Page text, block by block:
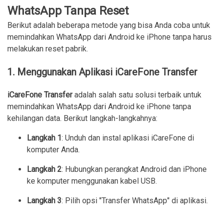
WhatsApp Tanpa Reset
Berikut adalah beberapa metode yang bisa Anda coba untuk
memindahkan WhatsApp dari Android ke iPhone tanpa harus
melakukan reset pabrik.
1. Menggunakan Aplikasi iCareFone Transfer
iCareFone Transferadalah salah satu solusi terbaik untuk
memindahkan WhatsApp dari Android ke iPhone tanpa
kehilangan data. Berikut langkah-langkahnya:
Langkah 1: Unduh dan instal aplikasi iCareFone di
komputer Anda.
Langkah 2: Hubungkan perangkat Android dan iPhone
ke komputer menggunakan kabel USB.
Langkah 3: Pilih opsi "Transfer WhatsApp" di aplikasi.